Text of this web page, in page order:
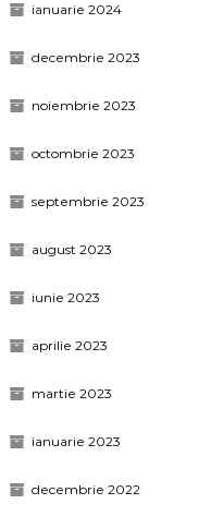
ianuarie 2024
decembrie 2023
noiembrie 2023
octombrie 2023
septembrie 2023
august 2023
iunie 2023
aprilie 2023
martie 2023
ianuarie 2023
decembrie 2022